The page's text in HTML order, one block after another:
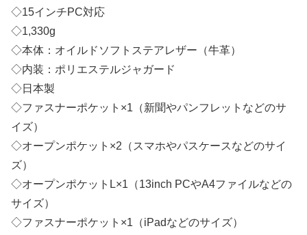
◇15インチPC対応
◇1,330g
◇本体：オイルドソフトステアレザー（牛革）
◇内装：ポリエステルジャガード
◇日本製
◇ファスナーポケット×1（新聞やパンフレットなどのサ
イズ）
◇オープンポケット×2（スマホやパスケースなどのサイ
ズ）
◇オープンポケットL×1（13inch PCやA4ファイルなどの
サイズ）
◇ファスナーポケット×1（iPadなどのサイズ）